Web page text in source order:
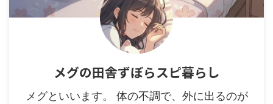
メグの田舎ずぼらスピ暮らし
メグといいます。 体の不調で、外に出るのが